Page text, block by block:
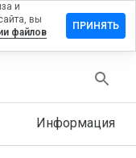
Информация
и
вы
файлов
ПРИНЯТЬ